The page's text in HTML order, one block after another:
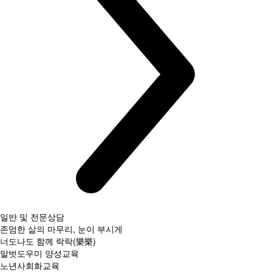
일반 및 전문상담
존엄한 삶의 마무리, 눈이 부시게
너도나도 함께 락락(樂樂)
말벗도우미 양성교육
노년사회화교육